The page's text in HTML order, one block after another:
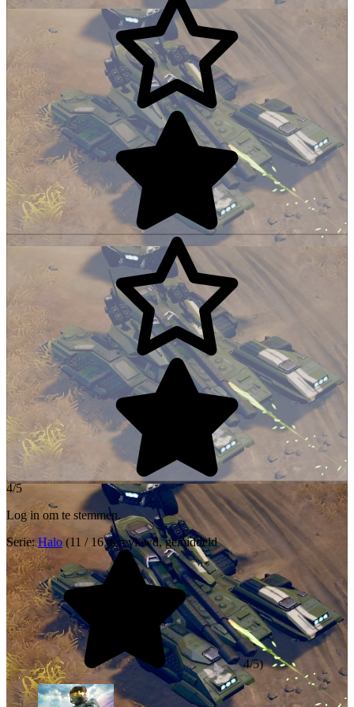
4/5
Log in om te stemmen.
Serie: Halo (11 / 16 gereviewd, gemiddeld
4/5)